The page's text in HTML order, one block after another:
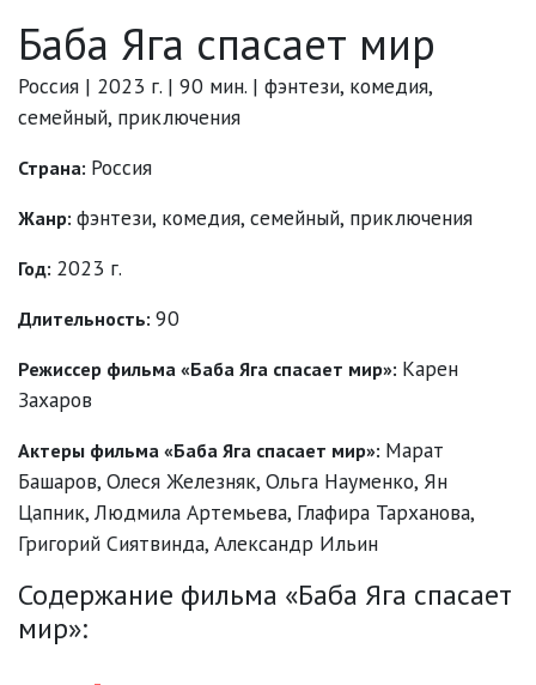
Баба Яга спасает мир
Россия | 2023 г. | 90 мин. | фэнтези, комедия,
семейный, приключения
Страна: Россия
Жанр: фэнтези, комедия, семейный, приключения
Год: 2023 г.
Длительность: 90
Режиссер фильма «Баба Яга спасает мир»: Карен
Захаров
Актеры фильма «Баба Яга спасает мир»: Марат
Башаров, Олеся Железняк, Ольга Науменко, Ян
Цапник, Людмила Артемьева, Глафира Тарханова,
Григорий Сиятвинда, Александр Ильин
Содержание фильма «Баба Яга спасает
мир»: